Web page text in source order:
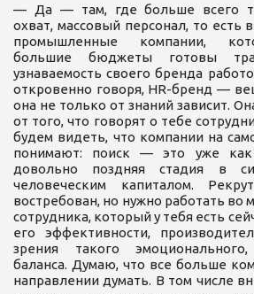
— Да — там, где больше всего
охват, массовый персонал, то есть
промышленные компании,
большие бюджеты готовы
узнаваемость своего бренда
откровенно говоря, HR-бренд —
она не только от знаний зависит.
от того, что говорят о тебе
будем видеть, что компании на
понимают: поиск — это уже
довольно поздняя стадия в
человеческим капиталом.
востребован, но нужно работать во
сотрудника, который у тебя есть
его эффективности,
зрения такого эмоционального,
баланса. Думаю, что все больше
направлении думать. В том числе